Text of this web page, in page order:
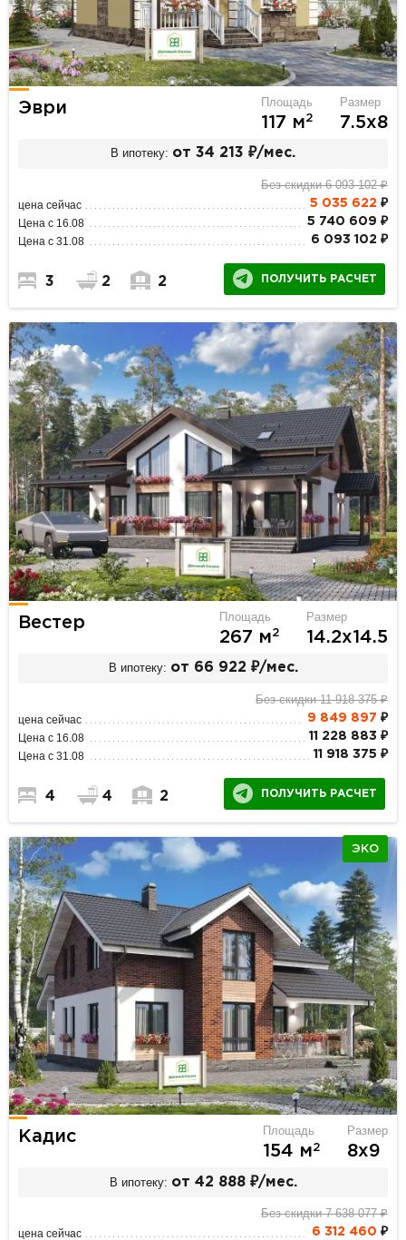
Эври Площадь
117 м2
Размер
7.5х8
В ипотеку: от 34 213 ₽/мес.
Без скидки 6 093 102 ₽
цена сейчас 5 035 622 ₽
Цена с 16.08 5 740 609 ₽
Цена с 31.08 6 093 102 ₽
3 2 2 ПОЛУЧИТЬ РАСЧЕТ
Вестер Площадь
267 м2
Размер
14.2х14.5
В ипотеку: от 66 922 ₽/мес.
Без скидки 11 918 375 ₽
цена сейчас 9 849 897 ₽
Цена с 16.08 11 228 883 ₽
Цена с 31.08 11 918 375 ₽
4 4 2 ПОЛУЧИТЬ РАСЧЕТ
ЭКО
Кадис Площадь
154 м2
Размер
8х9
В ипотеку: от 42 888 ₽/мес.
Без скидки 7 638 077 ₽
цена сейчас 6 312 460 ₽